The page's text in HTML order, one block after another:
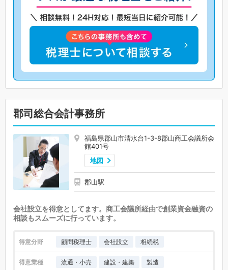
郡司総合会計事務所
福島県郡山市清水台1-3-8郡山商工会議所会
館401号
地図
郡山駅
会社設立を得意としてます。商工会議所経由で創業資金融資の
相談もスムーズに行っています。
得意分野 顧問税理士 会社設立 相続税
得意業種 流通・小売 建設・建築 製造